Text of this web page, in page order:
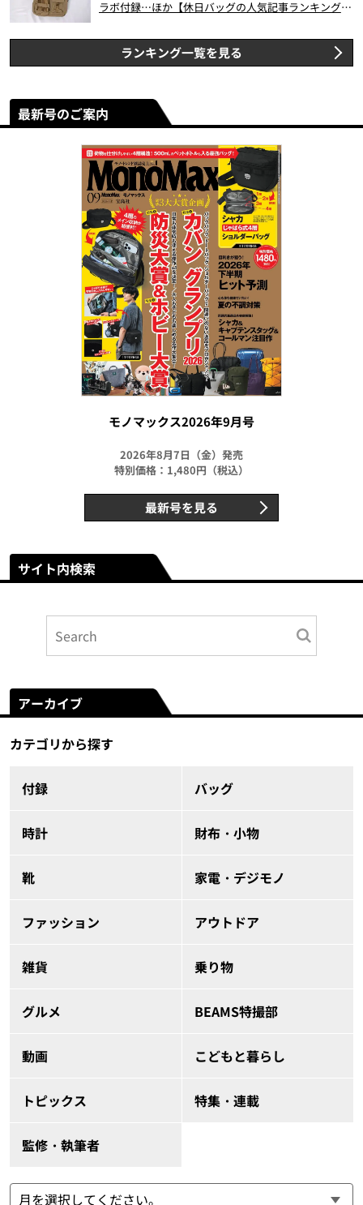
ラボ付録…ほか【休日バッグの人気記事ランキングベ
ランキング一覧を見る
最新号のご案内
モノマックス2026年9月号
2026年8月7日（金）発売
特別価格：1,480円（税込）
最新号を見る
サイト内検索
アーカイブ
カテゴリから探す
付録 バッグ
時計 財布・小物
靴 家電・デジモノ
ファッション アウトドア
雑貨 乗り物
グルメ BEAMS特撮部
動画 こどもと暮らし
トピックス 特集・連載
監修・執筆者